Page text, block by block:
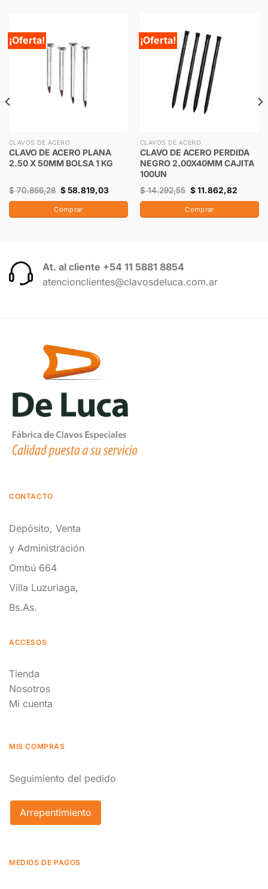
¡Oferta!
CLAVOS DE ACERO
CLAVO DE ACERO PLANA
2.50 X 50MM BOLSA 1 KG
$70.866,28 $58.819,03
Comprar
¡Oferta!
CLAVOS DE ACERO
CLAVO DE ACERO PERDIDA
NEGRO 2.00X40MM CAJITA
100UN
$14.292,55 $11.862,82
Comprar
At. al cliente +54 11 5881 8854
atencionclientes@clavosdeluca.com.ar
CONTACTO
Depósito, Venta
y Administración
Ombú 664
Villa Luzuriaga,
Bs.As.
ACCESOS
Tienda
Nosotros
Mi cuenta
MIS COMPRAS
Seguimiento del pedido
Arrepentimiento
MEDIOS DE PAGOS